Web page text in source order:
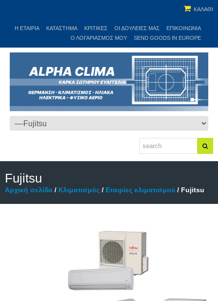
ΚΑΛΑΘΙ
Η ΕΤΑΙΡΊΑ ΚΑΤΆΣΤΗΜΑ ΚΡΙΤΙΚΕΣ ΟΙ ΔΟΥΛΕΙΈΣ ΜΑΣ
ΕΠΙΚΟΙΝΩΝΊΑ
Ο ΛΟΓΑΡΙΑΣΜΌΣ ΜΟΥ
SEND GOODS IN EUROPE
Fujitsu
Αρχική σελίδα / Κλιματισμός / Εταιρίες κλιματισμού / Fujitsu